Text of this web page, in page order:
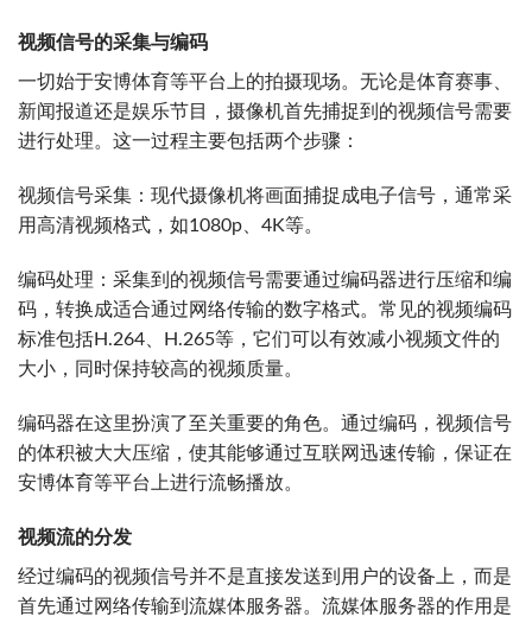
视频信号的采集与编码
一切始于安博体育等平台上的拍摄现场。无论是体育赛事、
新闻报道还是娱乐节目，摄像机首先捕捉到的视频信号需要
进行处理。这一过程主要包括两个步骤：
视频信号采集：现代摄像机将画面捕捉成电子信号，通常采
用高清视频格式，如1080p、4K等。
编码处理：采集到的视频信号需要通过编码器进行压缩和编
码，转换成适合通过网络传输的数字格式。常见的视频编码
标准包括H.264、H.265等，它们可以有效减小视频文件的
大小，同时保持较高的视频质量。
编码器在这里扮演了至关重要的角色。通过编码，视频信号
的体积被大大压缩，使其能够通过互联网迅速传输，保证在
安博体育等平台上进行流畅播放。
视频流的分发
经过编码的视频信号并不是直接发送到用户的设备上，而是
首先通过网络传输到流媒体服务器。流媒体服务器的作用是